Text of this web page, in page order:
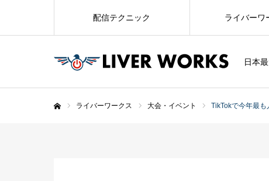
日本
配信テクニック ライバーワ
ライバーワークス 大会・イベント TikTokで今年最